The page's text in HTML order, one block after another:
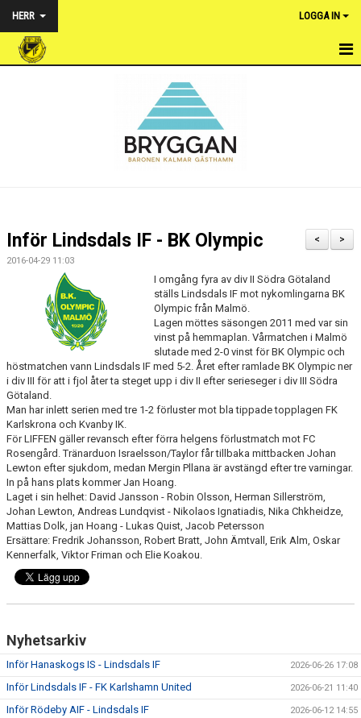
HERR LOGGA IN
BILDGALLERI
DOKUMENT
KONTAKT
>
<
Inför Lindsdals IF - BK Olympic
2016-04-29 11:03
I omgång fyra av div II Södra Götaland
ställs Lindsdals IF mot nykomlingarna BK
Olympic från Malmö.
Lagen möttes säsongen 2011 med var sin
vinst på hemmaplan. Vårmatchen i Malmö
slutade med 2-0 vinst för BK Olympic och
höstmatchen vann Lindsdals IF med 5-2. Året efter ramlade BK Olympic ner
i div III för att i fjol åter ta steget upp i div II efter serieseger i div III Södra
Götaland.
Man har inlett serien med tre 1-2 förluster mot bla tippade topplagen FK
Karlskrona och Kvanby IK.
För LIFFEN gäller revansch efter förra helgens förlustmatch mot FC
Rosengård. Tränarduon Israelsson/Taylor får tillbaka mittbacken Johan
Lewton efter sjukdom, medan Mergin Pllana är avstängd efter tre varningar.
In på hans plats kommer Jan Hoang.
Laget i sin helhet: David Jansson - Robin Olsson, Herman Sillerström,
Johan Lewton, Andreas Lundqvist - Nikolaos Ignatiadis, Nika Chkheidze,
Mattias Dolk, jan Hoang - Lukas Quist, Jacob Petersson
Ersättare: Fredrik Johansson, Robert Bratt, John Ämtvall, Erik Alm, Oskar
Kennerfalk, Viktor Friman och Elie Koakou.
Nyhetsarkiv
Inför Hanaskogs IS - Lindsdals IF 2026-06-26 17:08
Inför Lindsdals IF - FK Karlshamn United 2026-06-21 11:40
Inför Rödeby AIF - Lindsdals IF 2026-06-12 14:55